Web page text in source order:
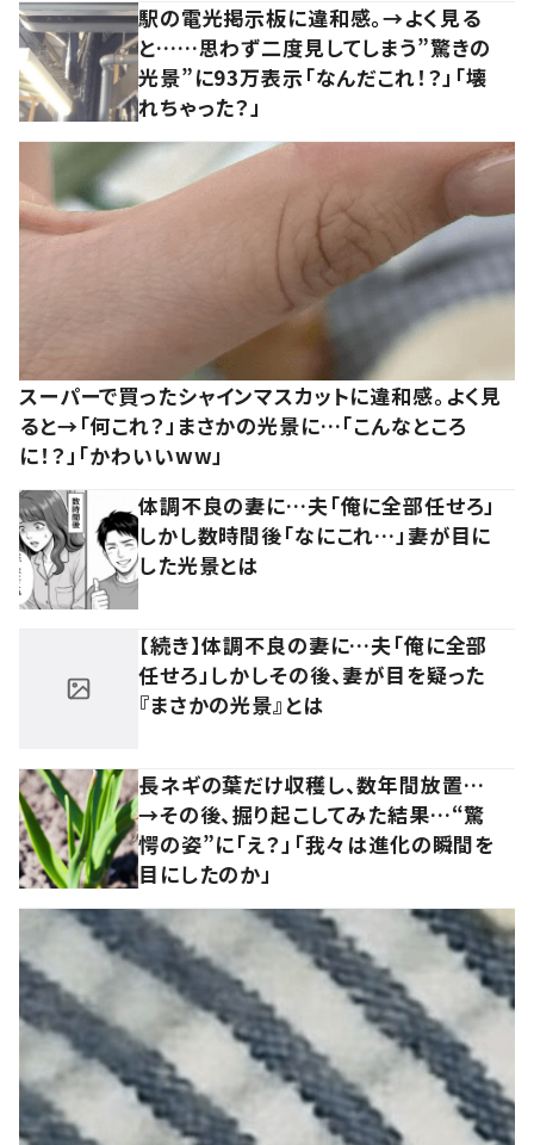
駅の電光掲示板に違和感。→よく見る
と……思わず二度見してしまう”驚きの
光景”に93万表示「なんだこれ！？」「壊
れちゃった？」
スーパーで買ったシャインマスカットに違和感。よく見
ると→「何これ？」まさかの光景に…「こんなところ
に！？」「かわいいww」
体調不良の妻に…夫「俺に全部任せろ」
しかし数時間後「なにこれ…」妻が目に
した光景とは
【続き】体調不良の妻に…夫「俺に全部
任せろ」しかしその後、妻が目を疑った
『まさかの光景』とは
長ネギの葉だけ収穫し、数年間放置…
→その後、掘り起こしてみた結果…“驚
愕の姿”に「え？」「我々は進化の瞬間を
目にしたのか」